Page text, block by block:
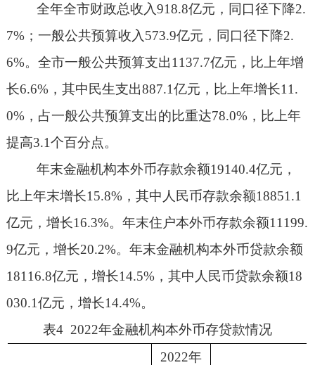
全年全市财政总收入918.8亿元，同口径下降2.
7%；一般公共预算收入 573.9亿元，同口径下降2.
6%。全市一般公共预算支出1137.7亿元，比上年增
长6.6%，其中民生支出887.1亿元，比上年增长11.
0%，占一般公共预算支出的比重达78.0%，比上年
提高3.1个百分点。
年末金融机构本外币存款余额19140.4亿元，
比上年末增长15.8%，其中人民币存款余额18851.1
亿元，增长16.3%。年末住户本外币存款余额11199.
9亿元，增长20.2%。年末金融机构本外币贷款余额
18116.8亿元，增长14.5%，其中人民币贷款余额18
030.1亿元，增长14.4%。
表4 2022年金融机构本外币存贷款情况
2022年